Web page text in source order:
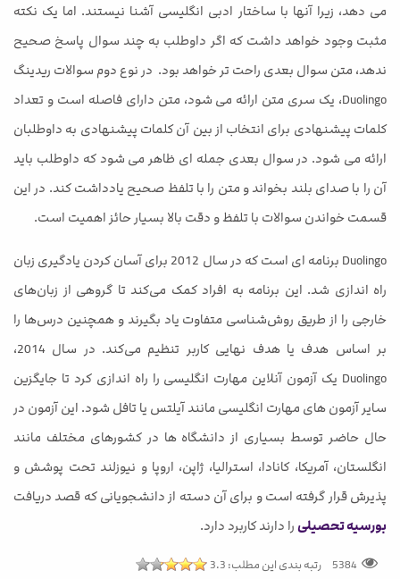
می دهد، زیرا آنها با ساختار ادبی انگلیسی آشنا نیستند. اما یک نکته
مثبت وجود خواهد داشت که اگر داوطلب به چند سوال پاسخ صحیح
ندهد، متن سوال بعدی راحت تر خواهد بود. در نوع دوم سوالات ریدینگ
Duolingo، یک سری متن ارائه می شود، متن دارای فاصله است و تعداد
کلمات پیشنهادی برای انتخاب از بین آن کلمات پیشنهادی به داوطلبان
ارائه می شود. در سوال بعدی جمله ای ظاهر می شود که داوطلب باید
آن را با صدای بلند بخواند و متن را با تلفظ صحیح یادداشت کند. در این
قسمت خواندن سوالات با تلفظ و دقت بالا بسیار حائز اهمیت است.
Duolingo برنامه ای است که در سال 2012 برای آسان کردن یادگیری زبان
راه اندازی شد. این برنامه به افراد کمک می‌کند تا گروهی از زبان‌های
خارجی را از طریق روش‌شناسی متفاوت یاد بگیرند و همچنین درس‌ها را
بر اساس هدف یا هدف نهایی کاربر تنظیم می‌کند. در سال 2014،
Duolingo یک آزمون آنلاین مهارت انگلیسی را راه اندازی کرد تا جایگزین
سایر آزمون های مهارت انگلیسی مانند آیلتس یا تافل شود. این آزمون در
حال حاضر توسط بسیاری از دانشگاه ها در کشورهای مختلف مانند
انگلستان، آمریکا، کانادا، استرالیا، ژاپن، اروپا و نیوزلند تحت پوشش و
پذیرش قرار گرفته است و برای آن دسته از دانشجویانی که قصد دریافت
بورسیه تحصیلیرا دارند کاربرد دارد.
5384 رتبه بندی این مطلب: 3.3